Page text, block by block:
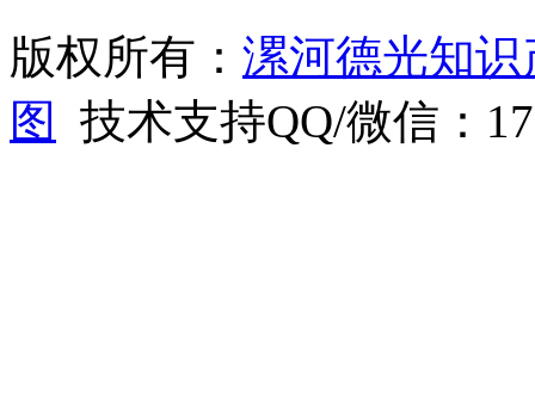
版权所有： 漯河德光知
图
技术支持QQ/微信：